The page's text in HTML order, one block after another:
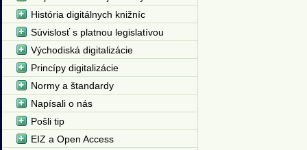
História digitálnych knižníc
Súvislosť s platnou legislatívou
Východiská digitalizácie
Princípy digitalizácie
Normy a štandardy
Napísali o nás
Pošli tip
EIZ a Open Access